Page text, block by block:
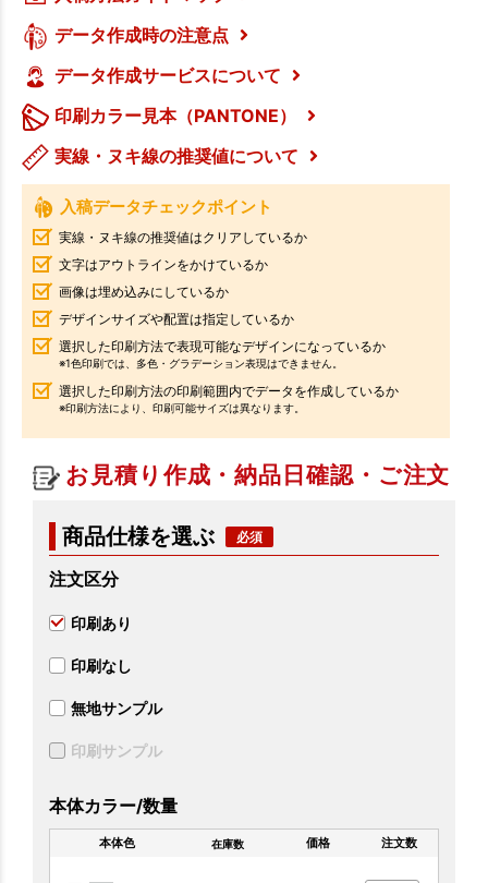
データ作成時の注意点
データ作成サービスについて
印刷カラー見本（PANTONE）
実線・ヌキ線の推奨値について
入稿データチェックポイント
実線・ヌキ線の推奨値はクリアしているか
文字はアウトラインをかけているか
画像は埋め込みにしているか
デザインサイズや配置は指定しているか
選択した印刷方法で表現可能なデザインになっているか
※1色印刷では、多色・グラデーション表現はできません。
選択した印刷方法の印刷範囲内でデータを作成しているか
※印刷方法により、印刷可能サイズは異なります。
お見積り作成・納品日確認・ご注文
商品仕様を選ぶ
注文区分
印刷あり
印刷なし
無地サンプル
印刷サンプル
本体カラー/数量
本体色 在庫数 価格 注文数